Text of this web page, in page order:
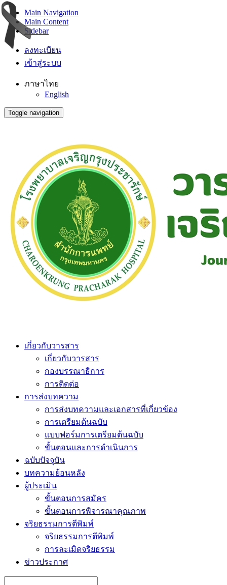
Main Navigation
Main Content
Sidebar
ลงทะเบียน
เข้าสู่ระบบ
ภาษาไทย
English
Toggle navigation
เกี่ยวกับวารสาร
เกี่ยวกับวารสาร
กองบรรณาธิการ
การติดต่อ
การส่งบทความ
การส่งบทความและเอกสารที่เกี่ยวข้อง
การเตรียมต้นฉบับ
แบบฟอร์มการเตรียมต้นฉบับ
ขั้นตอนและการดำเนินการ
ฉบับปัจจุบัน
บทความย้อนหลัง
ผู้ประเมิน
ขั้นตอนการสมัคร
ขั้นตอนการพิจารณาคุณภาพ
จริยธรรมการตีพิมพ์
จริยธรรมการตีพิมพ์
การละเมิดจริยธรรม
ข่าวประกาศ